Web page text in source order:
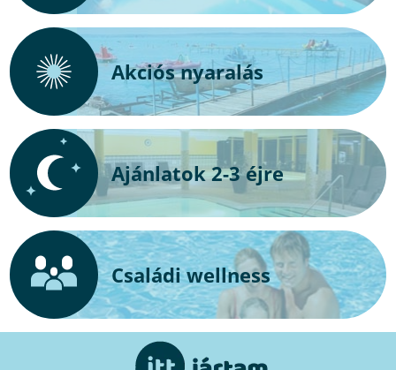
Akciós nyaralás
Ajánlatok 2-3 éjre
Családi wellness